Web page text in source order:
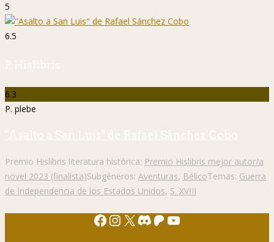
5
6.5
P. Hislibris
6.3
P. plebe
"Asalto a San Luis" de Rafael Sánchez Cobo
Premio Hislibris literatura histórica: Premio Hislibris mejor autor/a
novel 2023 (finalista)Subgéneros: Aventuras, BélicoTemas: Guerra
de Independencia de los Estados Unidos, S. XVIII
Facebook
Instagram
X Discord
Patreon
YouTube